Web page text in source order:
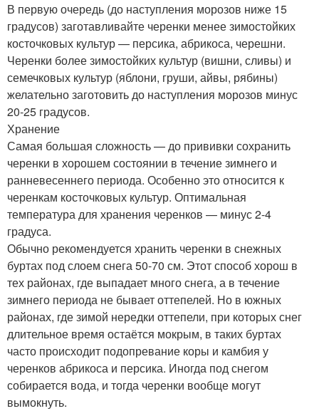
В первую очередь (до наступления морозов ниже 15
градусов) заготавливайте черенки менее зимостойких
косточковых культур — персика, абрикоса, черешни.
Черенки более зимостойких культур (вишни, сливы) и
семечковых культур (яблони, груши, айвы, рябины)
желательно заготовить до наступления морозов минус
20-25 градусов.
Хранение
Самая большая сложность — до прививки сохранить
черенки в хорошем состоянии в течение зимнего и
ранневесеннего периода. Особенно это относится к
черенкам косточковых культур. Оптимальная
температура для хранения черенков — минус 2-4
градуса.
Обычно рекомендуется хранить черенки в снежных
буртах под слоем снега 50-70 см. Этот способ хорош в
тех районах, где выпадает много снега, а в течение
зимнего периода не бывает оттепелей. Но в южных
районах, где зимой нередки оттепели, при которых снег
длительное время остаётся мокрым, в таких буртах
часто происходит подопревание коры и камбия у
черенков абрикоса и персика. Иногда под снегом
собирается вода, и тогда черенки вообще могут
вымокнуть.